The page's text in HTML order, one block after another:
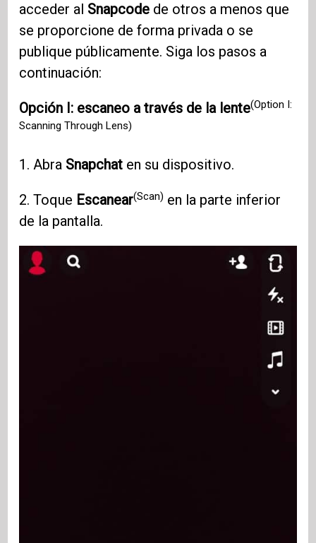
acceder al Snapcode de otros a menos que
se proporcione de forma privada o se
publique públicamente. Siga los pasos a
continuación:
Opción I: escaneo a través de la lente(Option I:
Scanning Through Lens)
1. Abra Snapchat en su dispositivo.
2. Toque Escanear(Scan) en la parte inferior
de la pantalla.